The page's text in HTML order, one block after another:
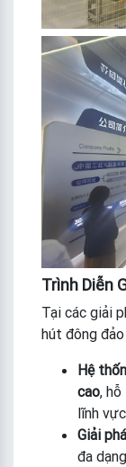
Trình Diễn
Tại các giải
hút đông
Hệ
cao,
lĩnh
Giải
đa